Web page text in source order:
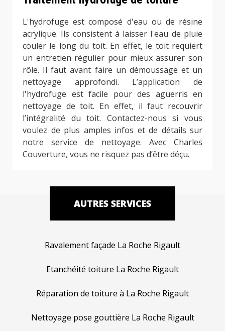
L'hydrofuge est composé d'eau ou de résine
acrylique. Ils consistent à laisser l'eau de pluie
couler le long du toit. En effet, le toit requiert
un entretien régulier pour mieux assurer son
rôle. Il faut avant faire un démoussage et un
nettoyage approfondi. L’application de
l'hydrofuge est facile pour des aguerris en
nettoyage de toit. En effet, il faut recouvrir
l’intégralité du toit. Contactez-nous si vous
voulez de plus amples infos et de détails sur
notre service de nettoyage. Avec Charles
Couverture, vous ne risquez pas d’être déçu.
AUTRES SERVICES
Ravalement façade La Roche Rigault
Etanchéité toiture La Roche Rigault
Réparation de toiture à La Roche Rigault
Nettoyage pose gouttière La Roche Rigault